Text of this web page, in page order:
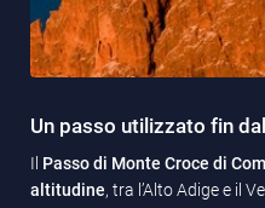
Un passo utilizzato fin
Il Passo di Monte Croce di
altitudine, tra l’Alto Adige e il